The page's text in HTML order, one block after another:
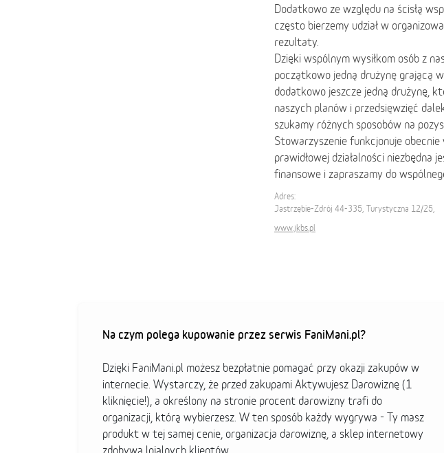
Dodatkowo ze względu na ścisłą
często bierzemy udział w
rezultaty.
Dzięki wspólnym wysiłkom osób z
początkowo jedną drużynę grającą
dodatkowo jeszcze jedną drużynę,
naszych planów i przedsięwzięć
szukamy różnych sposobów na
Stowarzyszenie funkcjonuje obecnie
prawidłowej działalności niezbędna
finansowe i zapraszamy do
Adres:
Jastrzębie-Zdrój 44-335, Turystyczna 12/25,
www.jkbs.pl
Na czym polega kupowanie przez serwis FaniMani.pl?
Dzięki FaniMani.pl możesz bezpłatnie pomagać przy okazji zakupów w
internecie. Wystarczy, że przed zakupami Aktywujesz Darowiznę (1
kliknięcie!), a określony na stronie procent darowizny trafi do
organizacji, którą wybierzesz. W ten sposób każdy wygrywa - Ty masz
produkt w tej samej cenie, organizacja darowiznę, a sklep internetowy
zdobywa lojalnych klientów